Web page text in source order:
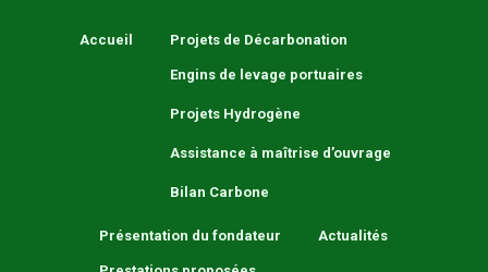
Accueil Projets de Décarbonation
Engins de levage portuaires
Projets Hydrogène
Assistance à maîtrise d’ouvrage
Bilan Carbone
Présentation du fondateur Actualités